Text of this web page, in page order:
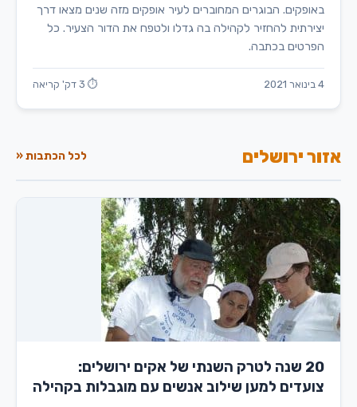
באופקים. הבוגרים המחוברים לעיר אופקים מזה שנים מצאו דרך
יצירתית להחזיר לקהילה בה גדלו ולטפח את הדור הצעיר. כל
הפרטים בכתבה.
4 בינואר 2021 ⏱ 3 דק' קריאה
אזור ירושלים לכל הכתבות «
20 שנה לטרק השנתי של אקים ירושלים:
צועדים למען שילוב אנשים עם מוגבלות בקהילה